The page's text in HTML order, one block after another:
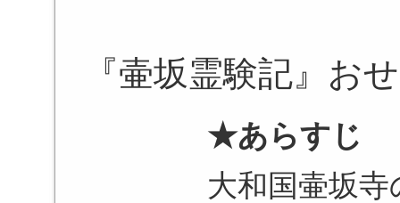
『壷坂霊験記』お
★あらすじ
大和国壷坂